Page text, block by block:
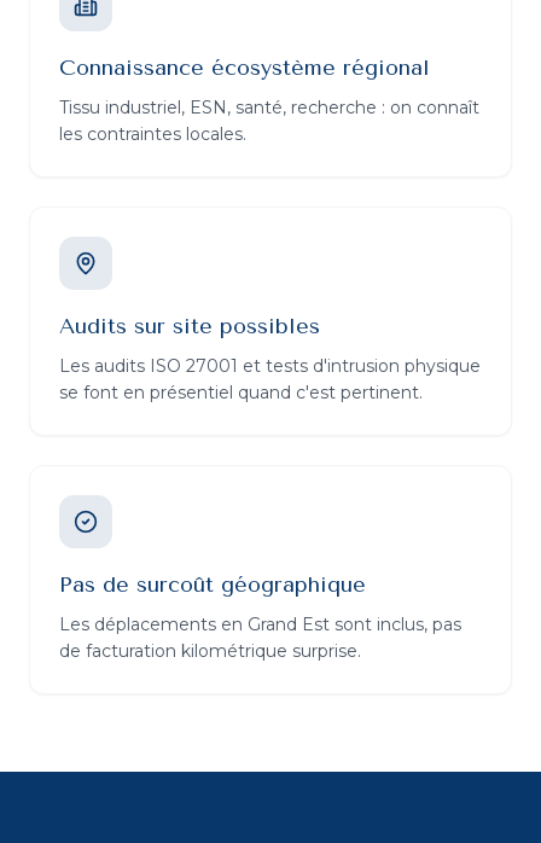
Connaissance écosystème régional
Tissu industriel, ESN, santé, recherche : on connaît
les contraintes locales.
Audits sur site possibles
Les audits ISO 27001 et tests d'intrusion physique
se font en présentiel quand c'est pertinent.
Pas de surcoût géographique
Les déplacements en Grand Est sont inclus, pas
de facturation kilométrique surprise.